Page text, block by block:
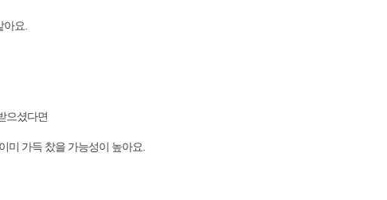
아요.
으셨다면
미 가득 찼을 가능성이 높아요.